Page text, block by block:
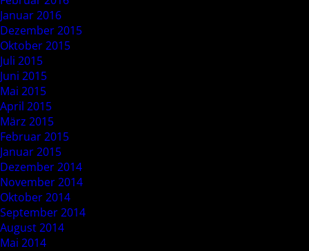
Januar 2016
Dezember 2015
Oktober 2015
Juli 2015
Juni 2015
Mai 2015
April 2015
März 2015
Februar 2015
Januar 2015
Dezember 2014
November 2014
Oktober 2014
September 2014
August 2014
Mai 2014